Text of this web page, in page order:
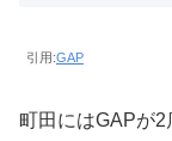
引用:GAP
町田にはGAPが2